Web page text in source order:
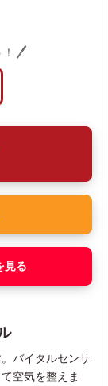
見る
バイタルセンサ
空気を整えま